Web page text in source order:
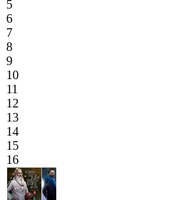
5
6
7
8
9
10
11
12
13
14
15
16